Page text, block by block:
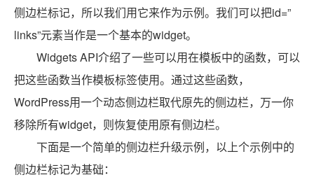
侧边栏标记，所以我们用它来作为示例。我们可以把id=”
links”元素当作是一个基本的widget。
Widgets API介绍了一些可以用在模板中的函数，可以
把这些函数当作模板标签使用。通过这些函数，
WordPress用一个动态侧边栏取代原先的侧边栏，万一你
移除所有widget，则恢复使用原有侧边栏。
下面是一个简单的侧边栏升级示例，以上个示例中的
侧边栏标记为基础：